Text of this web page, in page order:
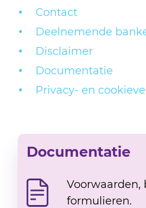
Contact
Deelnemende
Disclaimer
Documentatie
Privacy- en
Documentatie
Voorwaarden,
formulieren.